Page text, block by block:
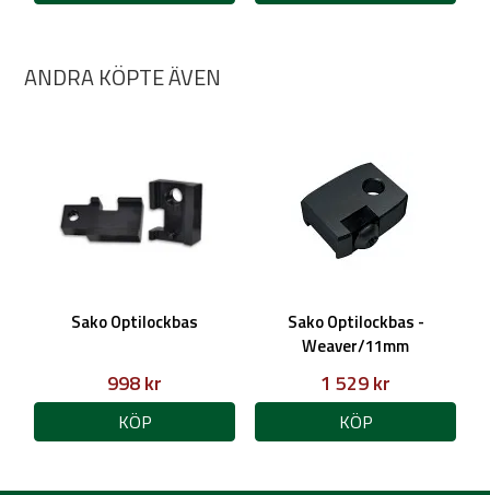
ANDRA KÖPTE ÄVEN
Sako Optilockbas
998 kr
KÖP
Sako Optilockbas -
Weaver/11mm
1 529 kr
KÖP